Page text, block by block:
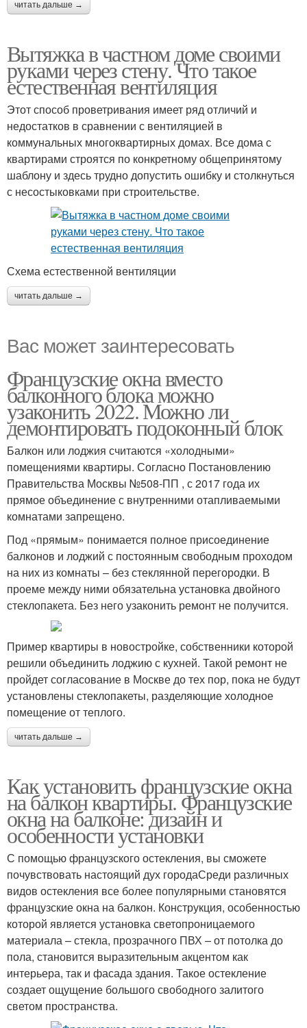
читать дальше →
Вытяжка в частном доме своими
руками через стену. Что такое
естественная вентиляция
Этот способ проветривания имеет ряд отличий и
недостатков в сравнении с вентиляцией в
коммунальных многоквартирных домах. Все дома с
квартирами строятся по конкретному общепринятому
шаблону и здесь трудно допустить ошибку и столкнуться
с несостыковками при строительстве.
Схема естественной вентиляции
читать дальше →
Вас может заинтересовать
Французские окна вместо
балконного блока можно
узаконить 2022. Можно ли
демонтировать подоконный блок
Балкон или лоджия считаются «холодными»
помещениями квартиры. Согласно Постановлению
Правительства Москвы №508-ПП , с 2017 года их
прямое объединение с внутренними отапливаемыми
комнатами запрещено.
Под «прямым» понимается полное присоединение
балконов и лоджий с постоянным свободным проходом
на них из комнаты – без стеклянной перегородки. В
проеме между ними обязательна установка двойного
стеклопакета. Без него узаконить ремонт не получится.
Пример квартиры в новостройке, собственники которой
решили объединить лоджию с кухней. Такой ремонт не
пройдет согласование в Москве до тех пор, пока не будут
установлены стеклопакеты, разделяющие холодное
помещение от теплого.
читать дальше →
Как установить французские окна
на балкон квартиры. Французские
окна на балконе: дизайн и
особенности установки
С помощью французского остекления, вы сможете
почувствовать настоящий дух городаСреди различных
видов остекления все более популярными становятся
французские окна на балкон. Конструкция, особенностью
которой является установка светопроницаемого
материала – стекла, прозрачного ПВХ – от потолка до
пола, становится выразительным акцентом как
интерьера, так и фасада здания. Такое остекление
создает ощущение большого свободного залитого
светом пространства.